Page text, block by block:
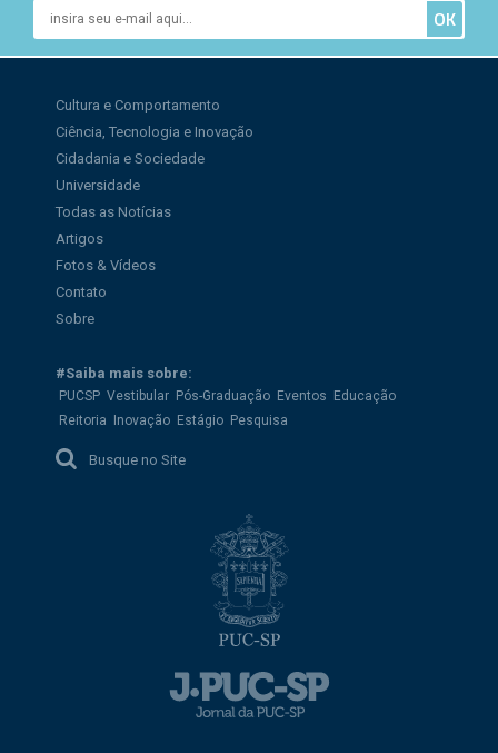
Cultura e Comportamento
Ciência, Tecnologia e Inovação
Cidadania e Sociedade
Universidade
Todas as Notícias
Artigos
Fotos & Vídeos
Contato
Sobre
#Saiba mais sobre:
PUCSP Vestibular Pós-Graduação Eventos Educação
Reitoria Inovação Estágio Pesquisa
Busque no Site